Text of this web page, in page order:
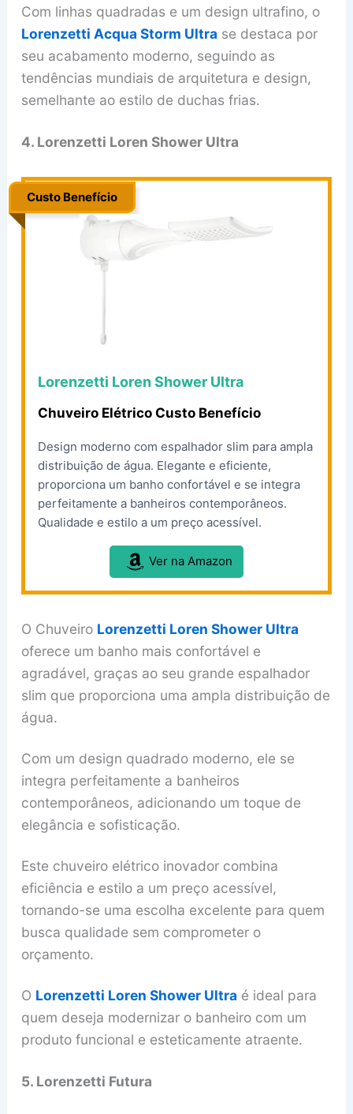
Com linhas quadradas e um design ultrafino, o
Lorenzetti Acqua Storm Ultra se destaca por
seu acabamento moderno, seguindo as
tendências mundiais de arquitetura e design,
semelhante ao estilo de duchas frias.
4. Lorenzetti Loren Shower Ultra
Custo Benefício
.
Lorenzetti Loren Shower Ultra
Chuveiro Elétrico Custo Benefício
Design moderno com espalhador slim para ampla
distribuição de água. Elegante e eficiente,
proporciona um banho confortável e se integra
perfeitamente a banheiros contemporâneos.
Qualidade e estilo a um preço acessível.
Ver na Amazon
O Chuveiro Lorenzetti Loren Shower Ultra
oferece um banho mais confortável e
agradável, graças ao seu grande espalhador
slim que proporciona uma ampla distribuição de
água.
Com um design quadrado moderno, ele se
integra perfeitamente a banheiros
contemporâneos, adicionando um toque de
elegância e sofisticação.
Este chuveiro elétrico inovador combina
eficiência e estilo a um preço acessível,
tornando-se uma escolha excelente para quem
busca qualidade sem comprometer o
orçamento.
O Lorenzetti Loren Shower Ultra é ideal para
quem deseja modernizar o banheiro com um
produto funcional e esteticamente atraente.
5. Lorenzetti Futura